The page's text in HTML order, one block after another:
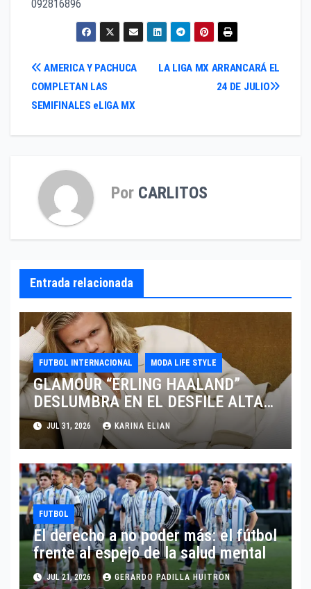
092816896
Navegación
de
entradas
LA LIGA MX ARRANCARÁ EL
24 DE JULIO
AMERICA Y PACHUCA
COMPLETAN LAS
SEMIFINALES eLIGA MX
Por CARLITOS
Entrada relacionada
FUTBOL INTERNACIONAL MODA LIFE STYLE
GLAMOUR “ERLING HAALAND”
DESLUMBRA EN EL DESFILE ALTA
SARTORIA DE DOLCE & GABBANA
TRAS EL MUNDIAL 2026
JUL 31, 2026 KARINA ELIAN
FUTBOL
El derecho a no poder más: el fútbol
frente al espejo de la salud mental
JUL 21, 2026 GERARDO PADILLA HUITRON